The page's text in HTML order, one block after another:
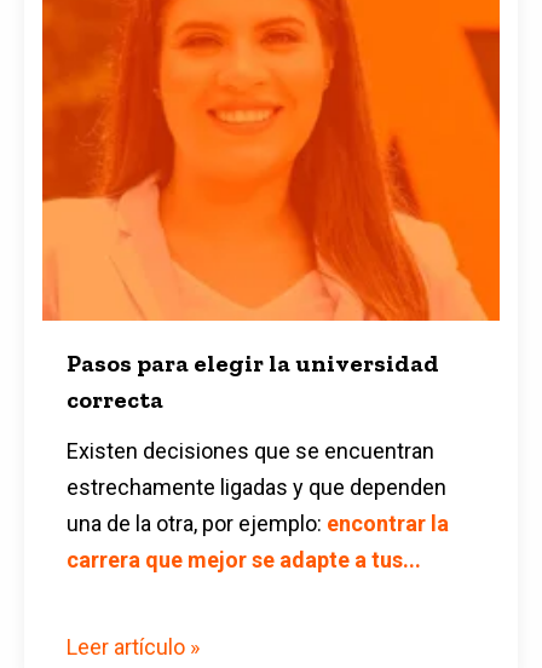
Pasos para elegir la universidad
correcta
Existen decisiones que se encuentran
estrechamente ligadas y que dependen
una de la otra, por ejemplo: encontrar la
carrera que mejor se adapte a tus...
Leer artículo »